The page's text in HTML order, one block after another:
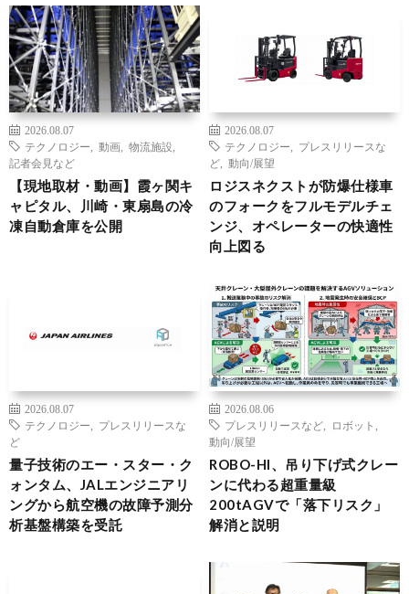
2026.08.07
テクノロジー
動画 物流施設
記者会見など
【現地取材・動画】霞ヶ関キ
ャピタル、川崎・東扇島の冷
凍自動倉庫を公開
2026.08.07
テクノロジー
プレスリリースな
ど
動向/展望
ロジスネクストが防爆仕様車
のフォークをフルモデルチェ
ンジ、オペレーターの快適性
向上図る
2026.08.07
テクノロジー
プレスリリースな
ど
量子技術のエー・スター・ク
ォンタム、JALエンジニアリ
ングから航空機の故障予測分
析基盤構築を受託
2026.08.06
プレスリリースなど
ロボット
動向/展望
ROBO-HI、吊り下げ式クレー
ンに代わる超重量級
200tAGVで「落下リスク」
解消と説明